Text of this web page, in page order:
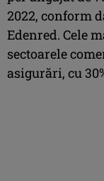
2022, conform
Edenred. Cele
sectoarele
asigurări, cu